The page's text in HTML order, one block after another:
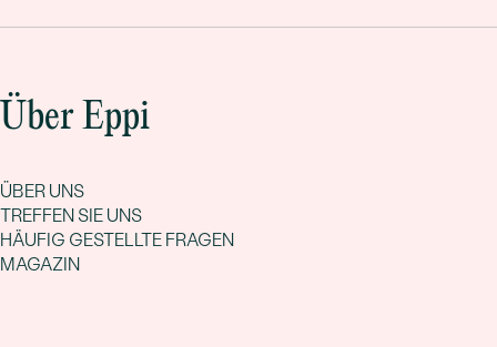
Über Eppi
ÜBER UNS
TREFFEN SIE UNS
HÄUFIG GESTELLTE FRAGEN
MAGAZIN